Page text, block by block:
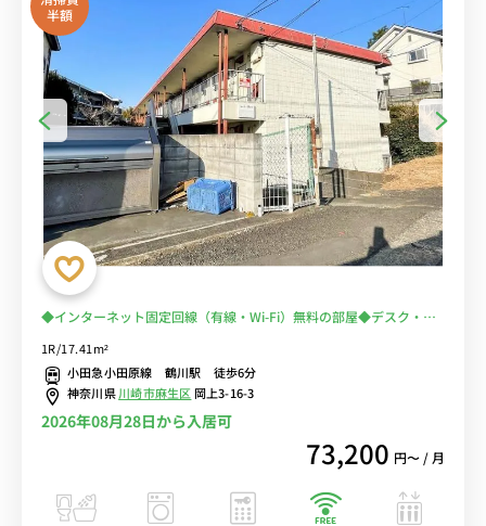
半額
◆インターネット固定回線（有線・Wi-Fi）無料の部屋◆デスク・チ
乗換なしでアクセス
1R/17.41m²
小田急小田原線 鶴川駅 徒歩6分
神奈川県川崎市麻生区 岡上3-16-3
2026年08月28日から入居可
73,200 円〜 / 月